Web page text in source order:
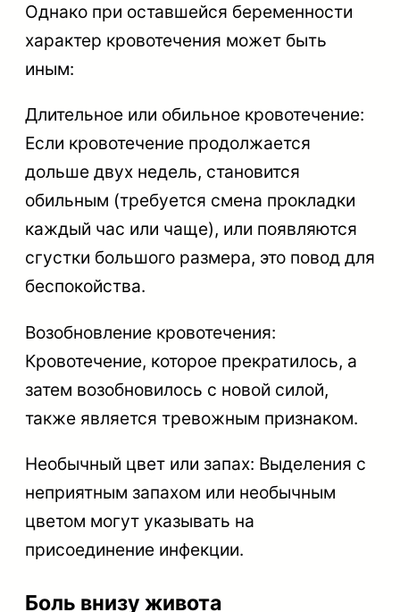
Однако при оставшейся беременности
характер кровотечения может быть
иным:
Длительное или обильное кровотечение:
Если кровотечение продолжается
дольше двух недель, становится
обильным (требуется смена прокладки
каждый час или чаще), или появляются
сгустки большого размера, это повод для
беспокойства.
Возобновление кровотечения:
Кровотечение, которое прекратилось, а
затем возобновилось с новой силой,
также является тревожным признаком.
Необычный цвет или запах: Выделения с
неприятным запахом или необычным
цветом могут указывать на
присоединение инфекции.
Боль внизу живота